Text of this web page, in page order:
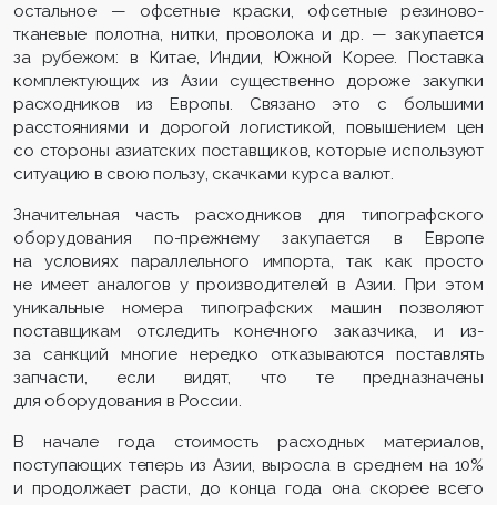
остальное — офсетные краски, офсетные резиново-
тканевые полотна, нитки, проволока и др. — закупается
за рубежом: в Китае, Индии, Южной Корее. Поставка
комплектующих из Азии существенно дороже закупки
расходников из Европы. Связано это с большими
расстояниями и дорогой логистикой, повышением цен
со стороны азиатских поставщиков, которые используют
ситуацию в свою пользу, скачками курса валют.
Значительная часть расходников для типографского
оборудования по-прежнему закупается в Европе
на условиях параллельного импорта, так как просто
не имеет аналогов у производителей в Азии. При этом
уникальные номера типографских машин позволяют
поставщикам отследить конечного заказчика, и из-
за санкций многие нередко отказываются поставлять
запчасти, если видят, что те предназначены
для оборудования в России.
В начале года стоимость расходных материалов,
поступающих теперь из Азии, выросла в среднем на 10%
и продолжает расти, до конца года она скорее всего